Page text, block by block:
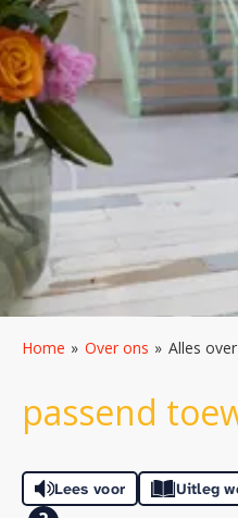
Home Over ons Alles
passend
Lees voor Uitleg